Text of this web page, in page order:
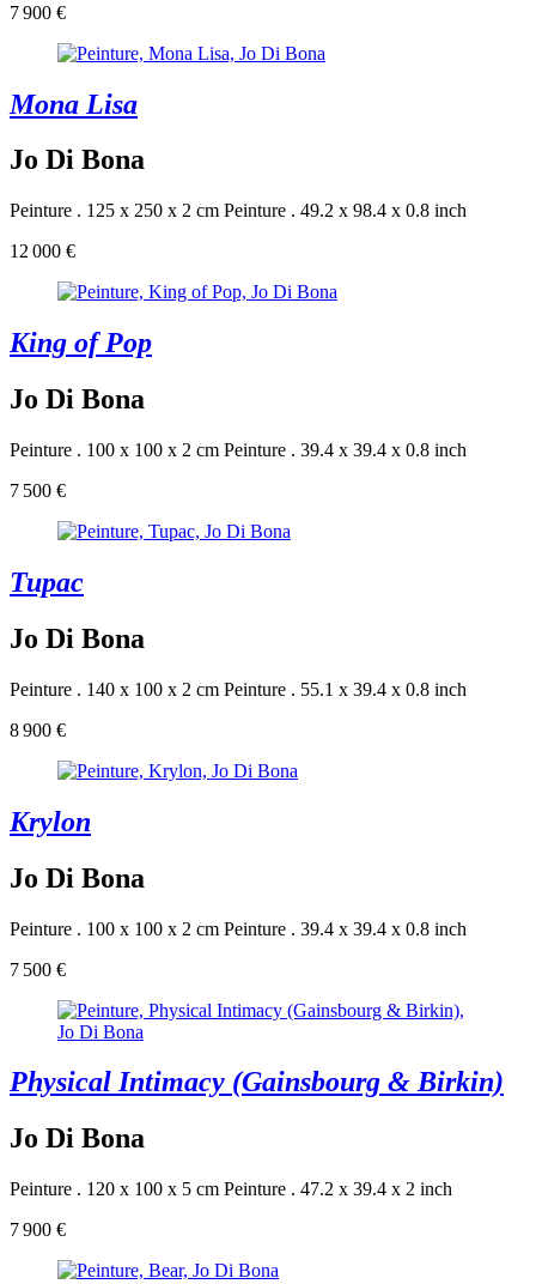
7 900 €
Mona Lisa
Jo Di Bona
Peinture . 125 x 250 x 2 cm Peinture . 49.2 x 98.4 x 0.8 inch
12 000 €
King of Pop
Jo Di Bona
Peinture . 100 x 100 x 2 cm Peinture . 39.4 x 39.4 x 0.8 inch
7 500 €
Tupac
Jo Di Bona
Peinture . 140 x 100 x 2 cm Peinture . 55.1 x 39.4 x 0.8 inch
8 900 €
Krylon
Jo Di Bona
Peinture . 100 x 100 x 2 cm Peinture . 39.4 x 39.4 x 0.8 inch
7 500 €
Physical Intimacy (Gainsbourg & Birkin)
Jo Di Bona
Peinture . 120 x 100 x 5 cm Peinture . 47.2 x 39.4 x 2 inch
7 900 €